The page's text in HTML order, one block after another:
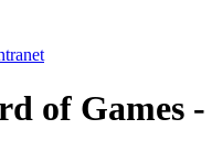
of Games -